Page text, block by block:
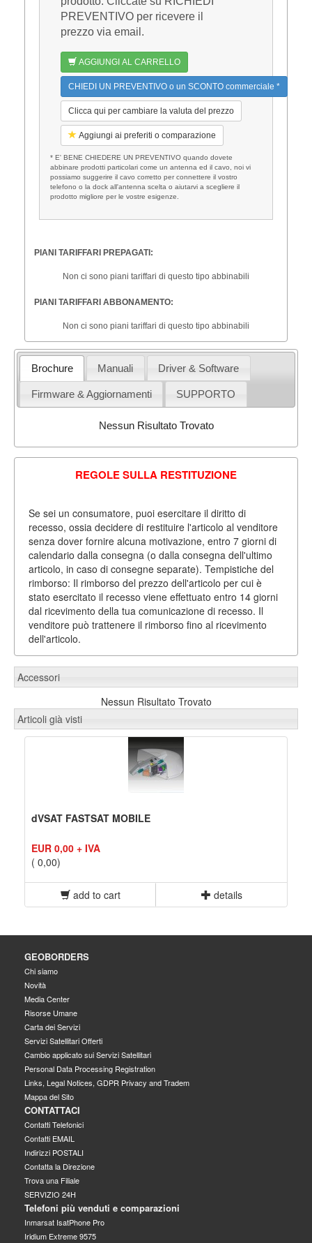
PREVENTIVO per ricevere il
prezzo via email.
AGGIUNGI AL CARRELLO
CHIEDI UN PREVENTIVO o un SCONTO commerciale *
Clicca qui per cambiare la valuta del prezzo
Aggiungi ai preferiti o comparazione
* E' BENE CHIEDERE UN PREVENTIVO quando dovete
abbinare prodotti particolari come un antenna ed il cavo, noi vi
possiamo suggerire il cavo corretto per connettere il vostro
telefono o la dock all'antenna scelta o aiutarvi a scegliere il
prodotto migliore per le vostre esigenze.
PIANI TARIFFARI PREPAGATI:
Non ci sono piani tariffari di questo tipo abbinabili
PIANI TARIFFARI ABBONAMENTO:
Non ci sono piani tariffari di questo tipo abbinabili
Brochure Manuali Driver & Software
Firmware & Aggiornamenti SUPPORTO
Nessun Risultato Trovato
REGOLE SULLA RESTITUZIONE
Se sei un consumatore, puoi esercitare il diritto di
recesso, ossia decidere di restituire l'articolo al venditore
senza dover fornire alcuna motivazione, entro 7 giorni di
calendario dalla consegna (o dalla consegna dell'ultimo
articolo, in caso di consegne separate). Tempistiche del
rimborso: Il rimborso del prezzo dell'articolo per cui è
stato esercitato il recesso viene effettuato entro 14 giorni
dal ricevimento della tua comunicazione di recesso. Il
venditore può trattenere il rimborso fino al ricevimento
dell'articolo.
Accessori
Nessun Risultato Trovato
Articoli già visti
dVSAT FASTSAT MOBILE
EUR 0,00 + IVA
( 0,00)
add to cart details
GEOBORDERS
Chi siamo
Novità
Media Center
Risorse Umane
Carta dei Servizi
Servizi Satellitari Offerti
Cambio applicato sui Servizi Satellitari
Personal Data Processing Registration
Links, Legal Notices, GDPR Privacy and Tradem
Mappa del Sito
CONTATTACI
Contatti Telefonici
Contatti EMAIL
Indirizzi POSTALI
Contatta la Direzione
Trova una Filiale
SERVIZIO 24H
Telefoni più venduti e comparazioni
Inmarsat IsatPhone Pro
Iridium Extreme 9575